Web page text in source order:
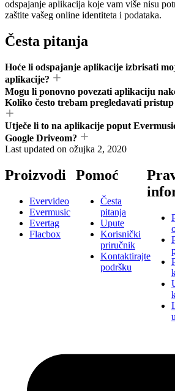
odspajanje aplikacija koje vam više nisu
zaštite vašeg online identiteta i podataka.
Česta pitanja
Hoće li odspajanje aplikacije izbrisati
aplikacije?
Mogu li ponovno povezati aplikaciju
Koliko često trebam pregledavati
Utječe li to na aplikacije poput
Google Driveom?
Last updated on ožujka 2, 2020
Proizvodi
Evervideo
Evermusic
Evertag
Flacbox
Pomoć
Česta
pitanja
Upute
Korisnički
priručnik
Kontaktirajte
podršku